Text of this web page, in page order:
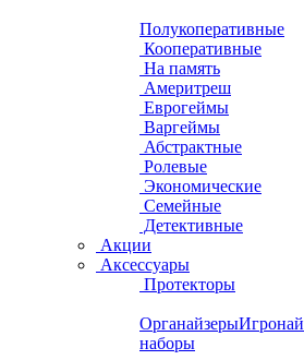
Полукоперативные
Кооперативные
На память
Америтреш
Еврогеймы
Варгеймы
Абстрактные
Ролевые
Экономические
Семейные
Детективные
Акции
Аксессуары
Протекторы
Органайзеры
наборы